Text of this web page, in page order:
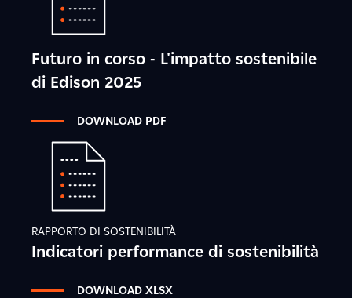
Futuro in corso - L'impatto sostenibile
di Edison 2025
DOWNLOAD PDF
RAPPORTO DI SOSTENIBILITÀ
Indicatori performance di sostenibilità
DOWNLOAD XLSX